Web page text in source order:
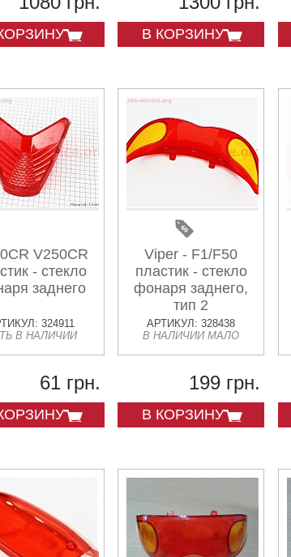
В КОРЗИНУ
V250CR
- стекло
заднего
324911
В НАЛИЧИИ
61 грн.
Viper - F1/F50
пластик - стекло
фонаря заднего,
тип 2
АРТИКУЛ: 328438
В НАЛИЧИИ МАЛО
199 грн.
В КОРЗИНУ